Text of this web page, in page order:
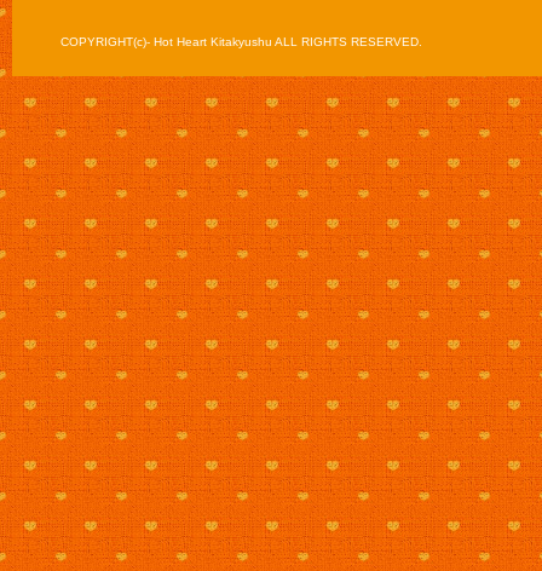
COPYRIGHT(c)- Hot Heart Kitakyushu ALL RIGHTS RESERVED.